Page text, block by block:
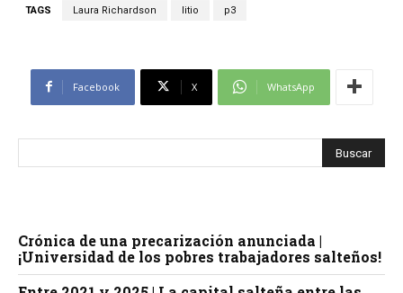
TAGS Laura Richardson litio p3
Facebook X WhatsApp
Crónica de una precarización anunciada |
¡Universidad de los pobres trabajadores salteños!